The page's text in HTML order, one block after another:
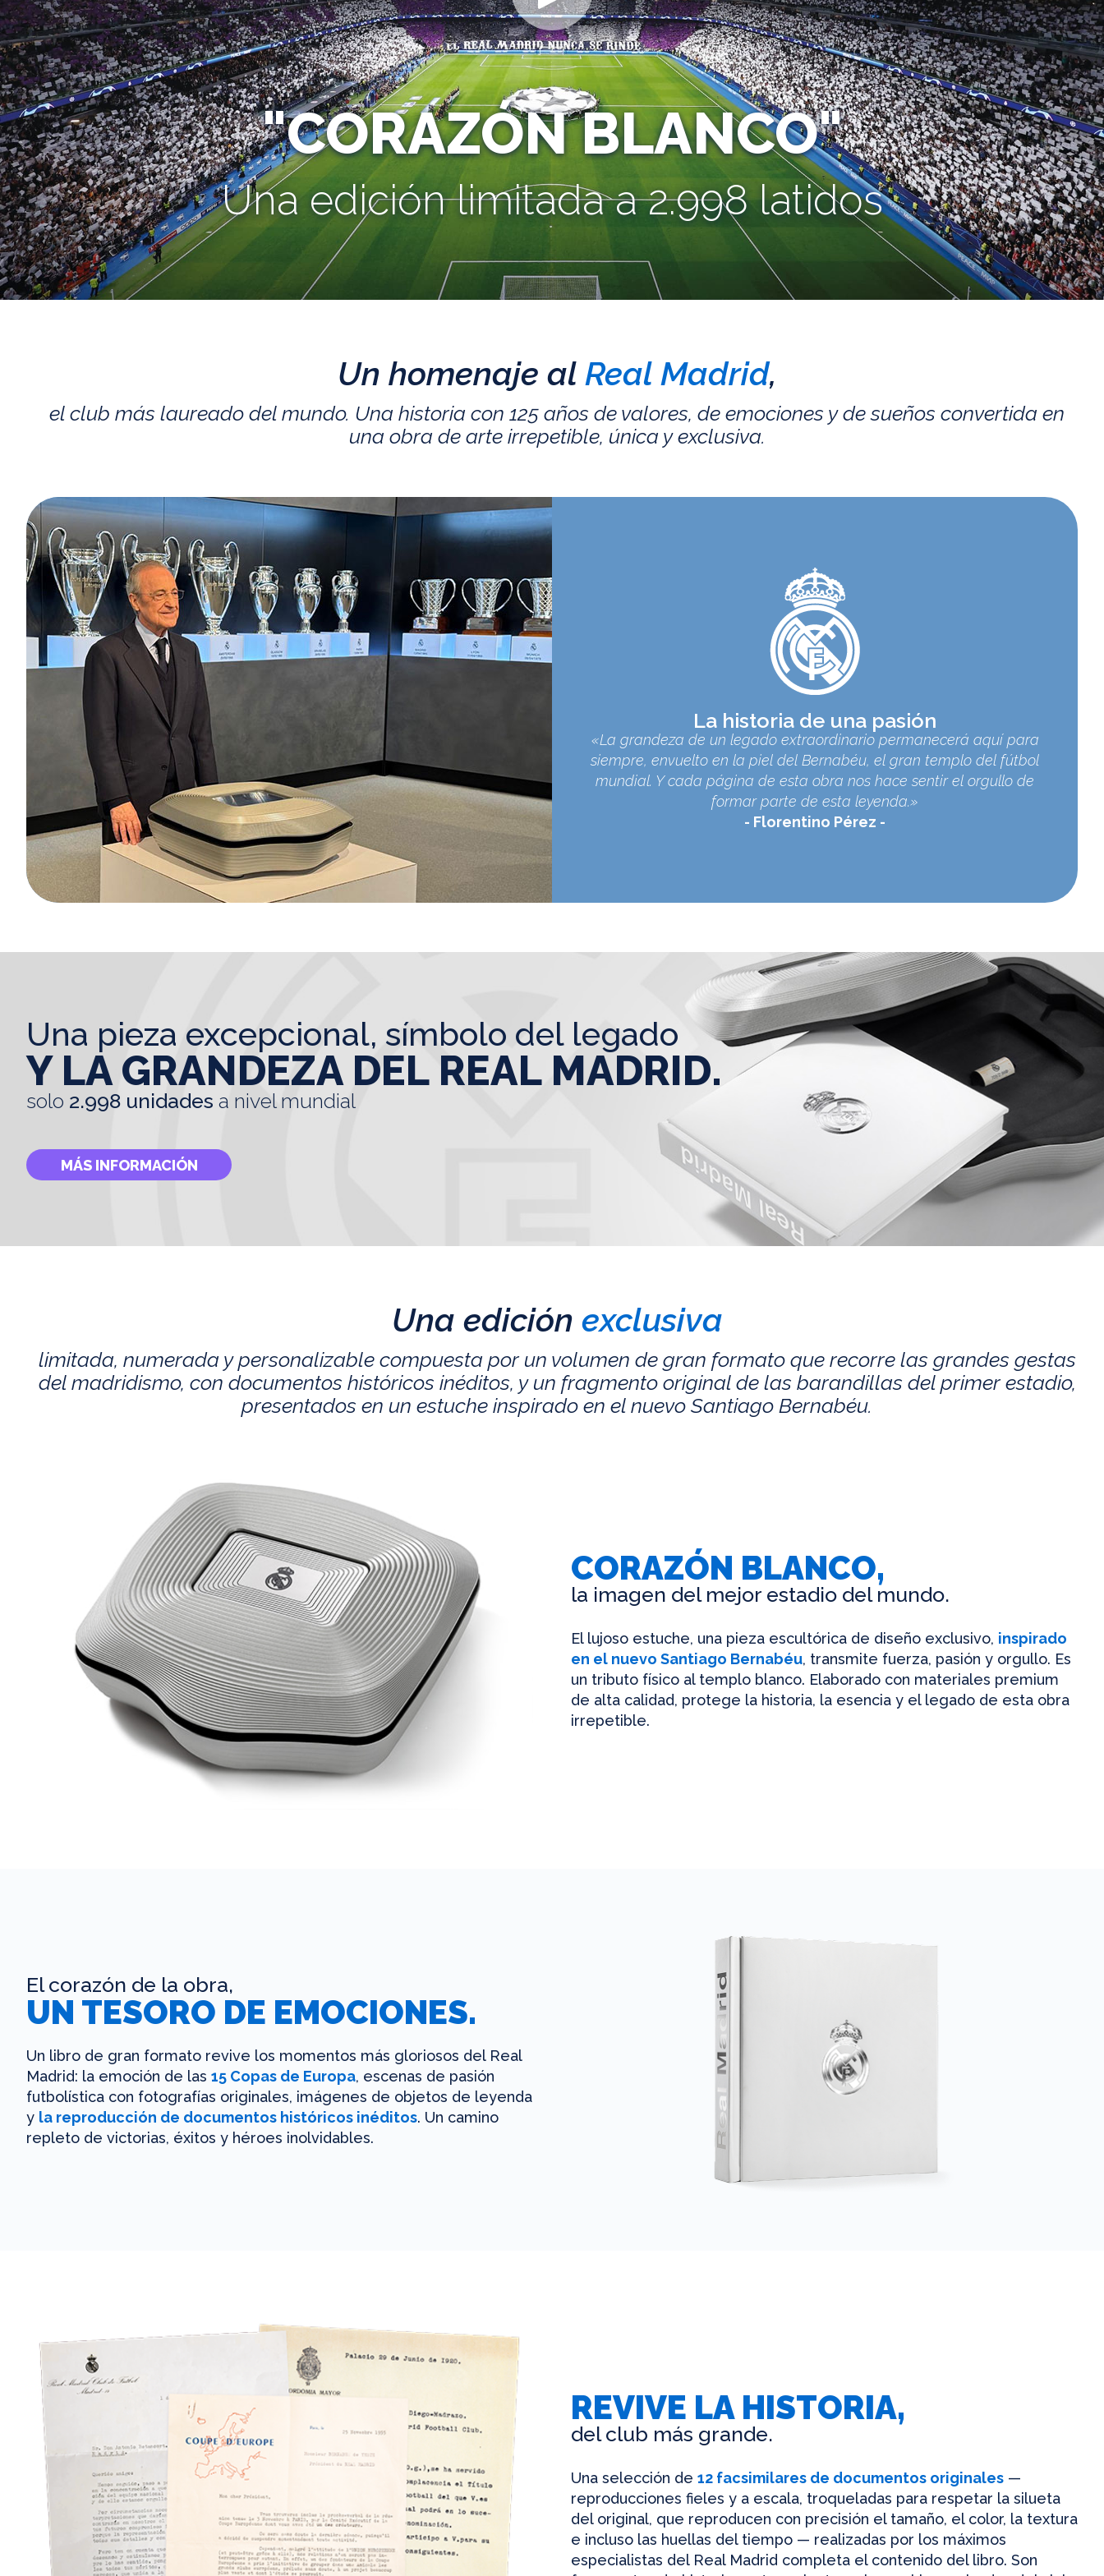
"CORAZÓN BLANCO"
Una edición limitada a 2.998 latidos
Un homenaje al Real Madrid,
el club más laureado del mundo. Una historia con 125 años de valores, de emociones y de sueños convertida en
una obra de arte irrepetible, única y exclusiva.
La historia de una pasión
«La grandeza de un legado extraordinario permanecerá aquí para
siempre, envuelto en la piel del Bernabéu, el gran templo del fútbol
mundial. Y cada página de esta obra nos hace sentir el orgullo de
formar parte de esta leyenda.»
Florentino Pérez
una pieza excepcional, símbolo del legado
Y LA GRANDEZA DEL REAL MADRID.
solo 2.998 unidades a nivel mundial
MÁS INFORMACIÓN
Una edición exclusiva
limitada, numerada y personalizable compuesta por un volumen de gran formato que recorre las grandes gestas
del madridismo, con documentos históricos inéditos, y un fragmento original de las barandillas del primer estadio,
presentados en un estuche inspirado en el nuevo Santiago Bernabéu.
CORAZÓN BLANCO,
la imagen del mejor estadio del mundo.
El lujoso estuche, una pieza escultórica de diseño exclusivo, inspirado
en el nuevo Santiago Bernabéu, transmite fuerza, pasión y orgullo. Es
un tributo físico al templo blanco. Elaborado con materiales premium
de alta calidad, protege la historia, la esencia y el legado de esta obra
irrepetible.
El corazón de la obra,
UN TESORO DE EMOCIONES.
Un libro de gran formato revive los momentos más gloriosos del Real
Madrid: la emoción de las 15 Copas de Europa, escenas de pasión
futbolística con fotografías originales, imágenes de objetos de leyenda
y la reproducción de documentos históricos inéditos. Un camino
repleto de victorias, éxitos y héroes inolvidables.
REVIVE LA HISTORIA,
del club más grande.
Una selección de 12 facsimilares de documentos originales —
reproducciones fieles y a escala, troqueladas para respetar la silueta
del original, que reproducen con precisión el tamaño, el color, la textura
e incluso las huellas del tiempo — realizadas por los máximos
especialistas del Real Madrid completa el contenido del libro. Son